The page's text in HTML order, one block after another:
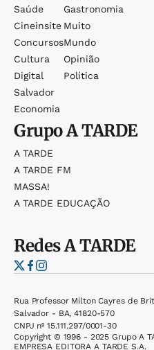
Saúde
Cineinsite
Concursos
Cultura
Digital
Salvador
Economia
Gastronomia
Muito
Mundo
Opinião
Política
GrupoA TARDE
A TARDE
A TARDE FM
MASSA!
A TARDE EDUCAÇÃO
RedesA TARDE
Rua Professor Milton Cayres de
Salvador - BA, 41820-570
CNPJ nº 15.111.297/0001-30
Copyright © 1996 - 2025 Grupo A
EMPRESA EDITORA A TARDE S.A.